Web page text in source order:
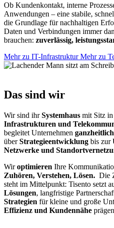
Ob Kundenkontakt, interne
Anwendungen – eine stabile,
die Grundlage für nachhaltigen
Daten und Verbindungen immer
brauchen: zuverlässig,
Mehr zu IT-InfrastrukturMehr zu
Das sind wir
Wir sind ihrSystemhaus mit Sitz in
Infrastrukturen und
begleitet Unternehmen ganzheitlich
überStrategieentwicklung bis zur
Netzwerke und
Wiroptimieren Ihre
Zuhören, Verstehen, Lösen. Die
steht im Mittelpunkt: Tisento setzt
Lösungen, langfristige
Strategien für kleine und große
Effizienz und Kundennähe